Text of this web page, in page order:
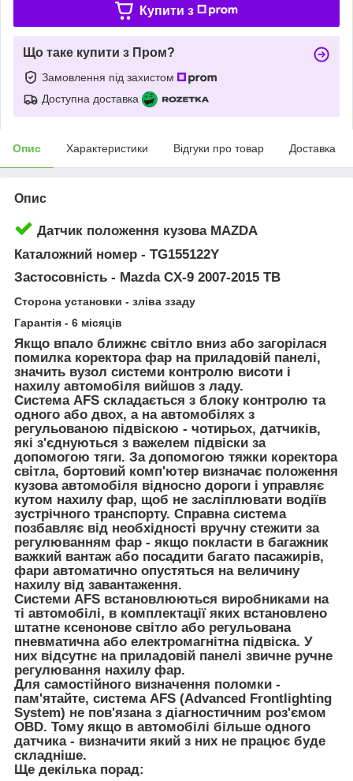
Купити з
Що таке купити з Пром?
Замовлення під захистом
Доступна доставка
Опис Характеристики Відгуки про товар Доставка
Опис
Датчик положення кузова MAZDA
Каталожний номер - TG155122Y
Застосовність - Mazda CX-9 2007-2015 ТВ
Сторона установки - зліва ззаду
Гарантія - 6 місяців
Якщо впало ближнє світло вниз або загорілася
помилка коректора фар на приладовій панелі,
значить вузол системи контролю висоти і
нахилу автомобіля вийшов з ладу.
Система AFS складається з блоку контролю та
одного або двох, а на автомобілях з
регульованою підвіскою - чотирьох, датчиків,
які з'єднуються з важелем підвіски за
допомогою тяги. За допомогою тяжки коректора
світла, бортовий комп'ютер визначає положення
кузова автомобіля відносно дороги і управляє
кутом нахилу фар, щоб не засліплювати водіїв
зустрічного транспорту. Справна система
позбавляє від необхідності вручну стежити за
регулюванням фар - якщо покласти в багажник
важкий вантаж або посадити багато пасажирів,
фари автоматично опустяться на величину
нахилу від завантаження.
Системи AFS встановлюються виробниками на
ті автомобілі, в комплектації яких встановлено
штатне ксенонове світло або регульована
пневматична або електромагнітна підвіска. У
них відсутнє на приладовій панелі звичне ручне
регулювання нахилу фар.
Для самостійного визначення поломки -
пам'ятайте, система AFS (Advanced Frontlighting
System) не пов'язана з діагностичним роз'ємом
OBD. Тому якщо в автомобілі більше одного
датчика - визначити який з них не працює буде
складніше.
Ще декілька порад: